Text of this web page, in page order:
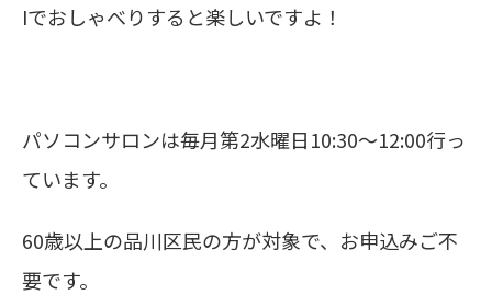
Iでおしゃべりすると楽しいですよ！
パソコンサロンは毎月第2水曜日10:30～12:00行っ
ています。
60歳以上の品川区民の方が対象で、お申込みご不
要です。